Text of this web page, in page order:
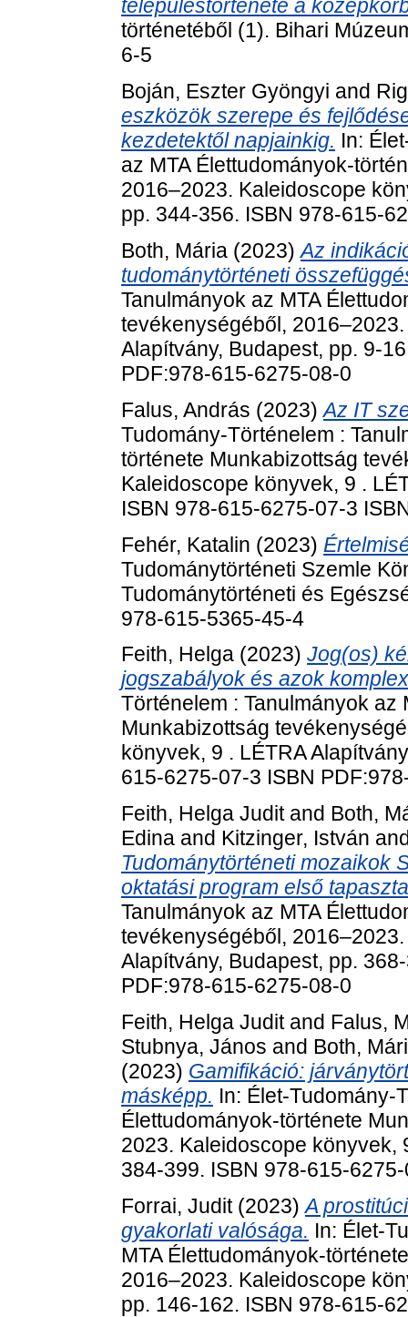
településtörténete a
történetéből (1). Bihari
6-5
Boján, Eszter Gyöngyi and
eszközök szerepe és
kezdetektől napjainkig. In:
az MTA Élettudományok-
2016‒2023. Kaleidoscope
pp. 344-356. ISBN 978-615-
Both, Mária (2023)Az
tudománytörténeti
Tanulmányok az MTA
tevékenységéből,
Alapítvány, Budapest, pp. 9-
PDF:978-615-6275-08-0
Falus, András (2023)Az IT
Tudomány-Történelem :
története Munkabizottság
Kaleidoscope könyvek, 9 .
ISBN 978-615-6275-07-3
Fehér, Katalin (2023)
Tudománytörténeti Szemle
Tudománytörténeti és
978-615-5365-45-4
Feith, Helga (2023) Jog(os)
jogszabályok és azok
Történelem : Tanulmányok az
Munkabizottság
könyvek, 9 . LÉTRA
615-6275-07-3 ISBN
Feith, Helga Juditand Both,
Edina and Kitzinger, István
Tudománytörténeti mozaikok
oktatási program első
Tanulmányok az MTA
tevékenységéből,
Alapítvány, Budapest, pp.
PDF:978-615-6275-08-0
Feith, Helga Juditand Falus,
Stubnya, János and Both,
(2023) Gamifikáció:
másképp. In: Élet-Tudomány-
Élettudományok-története
2023. Kaleidoscope könyvek,
384-399. ISBN 978-615-
Forrai, Judit(2023)A
gyakorlati valósága. In: Élet-
MTA Élettudományok-
2016‒2023. Kaleidoscope
pp. 146-162. ISBN 978-615-